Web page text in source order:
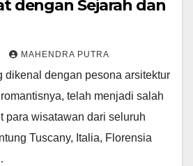
dengan Sejarah dan
MAHENDRA PUTRA
dikenal dengan pesona arsitektur
telah menjadi salah
para wisatawan dari seluruh
Tuscany, Italia, Florensia